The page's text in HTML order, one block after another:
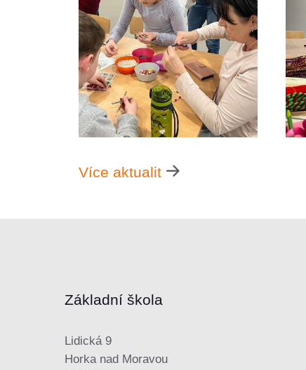
Více aktualit
Základní škola
Lidická 9
Horka nad Moravou